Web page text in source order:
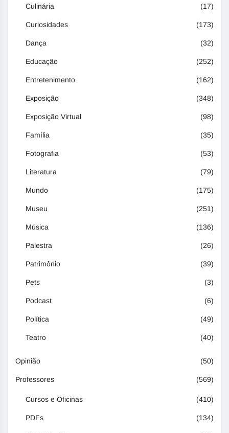
Culinária (17)
Curiosidades (173)
Dança (32)
Educação (252)
Entretenimento (162)
Exposição (348)
Exposição Virtual (98)
Família (35)
Fotografia (53)
Literatura (79)
Mundo (175)
Museu (251)
Música (136)
Palestra (26)
Patrimônio (39)
Pets (3)
Podcast (6)
Política (49)
Teatro (40)
Opinião (50)
Professores (569)
Cursos e Oficinas (410)
PDFs (134)